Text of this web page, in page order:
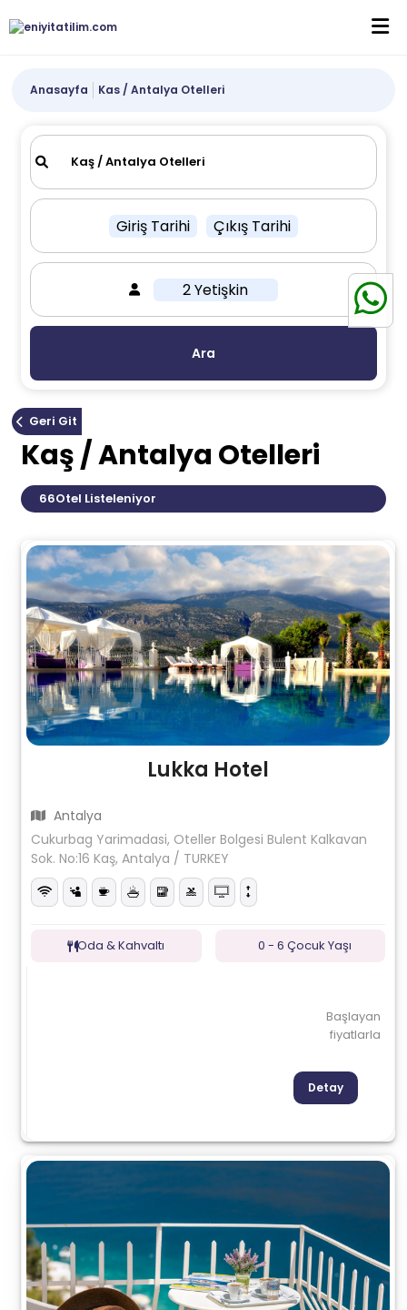
Anasayfa Kas / Antalya Otelleri
Giriş Tarihi Çıkış Tarihi
2 Yetişkin
Ara
Geri Git
Kaş / Antalya Otelleri
66Otel Listeleniyor
Lukka Hotel
Antalya
Cukurbag Yarimadasi, Oteller Bolgesi Bulent Kalkavan
Sok. No:16 Kaş, Antalya / TURKEY
Oda & Kahvaltı 0 - 6 Çocuk Yaşı
Başlayan
fiyatlarla
Detay